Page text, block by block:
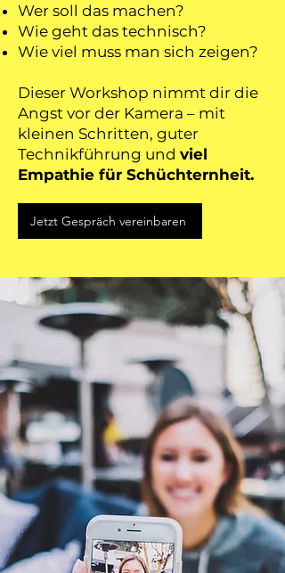
Wer soll das machen?
Wie geht das technisch?
Wie viel muss man sich zeigen?
Dieser Workshop nimmt dir die
Angst vor der Kamera – mit
kleinen Schritten, guter
Technikführung und viel
Empathie für Schüchternheit.
Jetzt Gespräch vereinbaren